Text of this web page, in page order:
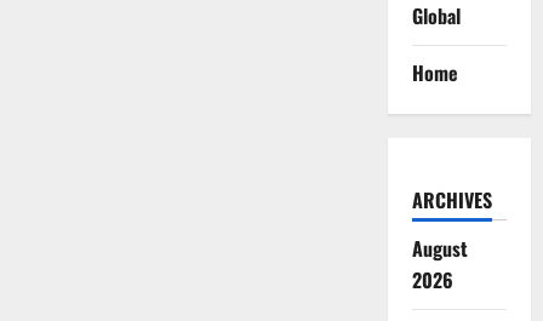
Global
Home
ARCHIVES
August
2026